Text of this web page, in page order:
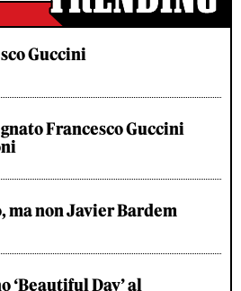
Guccini
Francesco Guccini
ma non Javier Bardem
‘Beautiful Day’ al